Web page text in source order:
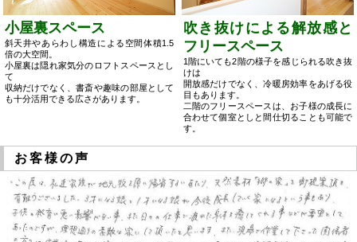
小屋裏スペース
斜天井やあらわし構造による空間体積1.5
倍の大空間。
小屋裏は隠れ家気分のロフトスペースとし
て
収納だけでなく、書斎や趣味の部屋として
も十分活用できる広さがあります。
吹き抜けによる解放感と
フリースペース
1階にいても2階の様子を感じられる吹き抜
けは
開放感だけでなく、冷暖房効率をあげる役
目もあります。
二階のフリースペースは、お子様の成長に
合わせて個室としと間仕切ることも可能で
す。
お客様の声